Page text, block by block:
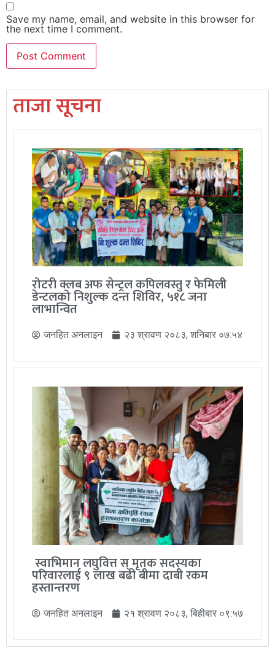
Save my name, email, and website in this browser for
the next time I comment.
ताजा सूचना
रोटरी क्लब अफ सेन्ट्रल कपिलवस्तु र फेमिली
डेन्टलको निशुल्क दन्त शिविर, ५१८ जना
लाभान्वित
जनहित अनलाइन २३ श्रावण २०८३, शनिबार ०७:५४
स्वाभिमान लघुवित्त स् मृतक सदस्यका
परिवारलाई ९ लाख बढी बीमा दाबी रकम
हस्तान्तरण
जनहित अनलाइन २१ श्रावण २०८३, बिहीबार ०९:५७